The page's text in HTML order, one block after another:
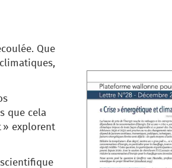
Que
que cela
» explorent